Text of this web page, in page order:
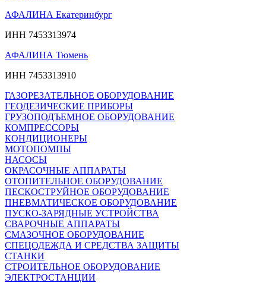
АФАЛИНА Екатеринбург
ИНН 7453313974
АФАЛИНА Тюмень
ИНН 7453313910
ГАЗОРЕЗАТЕЛЬНОЕ ОБОРУДОВАНИЕ
ГЕОДЕЗИЧЕСКИЕ ПРИБОРЫ
ГРУЗОПОДЪЕМНОЕ ОБОРУДОВАНИЕ
КОМПРЕССОРЫ
КОНДИЦИОНЕРЫ
МОТОПОМПЫ
НАСОСЫ
ОКРАСОЧНЫЕ АППАРАТЫ
ОТОПИТЕЛЬНОЕ ОБОРУДОВАНИЕ
ПЕСКОСТРУЙНОЕ ОБОРУДОВАНИЕ
ПНЕВМАТИЧЕСКОЕ ОБОРУДОВАНИЕ
ПУСКО-ЗАРЯДНЫЕ УСТРОЙСТВА
СВАРОЧНЫЕ АППАРАТЫ
СМАЗОЧНОЕ ОБОРУДОВАНИЕ
СПЕЦОДЕЖДА И СРЕДСТВА ЗАЩИТЫ
СТАНКИ
СТРОИТЕЛЬНОЕ ОБОРУДОВАНИЕ
ЭЛЕКТРОСТАНЦИИ